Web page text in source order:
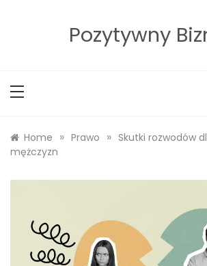
Pozytywny
Home » Prawo » Skutki rozwodów
mężczyzn